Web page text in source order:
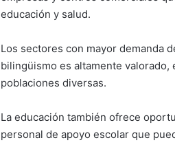
educación y salud.
Los sectores con mayor demanda
bilingüismo es altamente
poblaciones diversas.
La educación también ofrece
personal de apoyo escolar que